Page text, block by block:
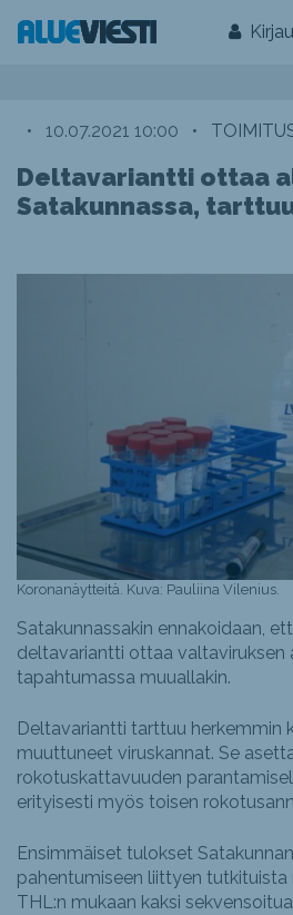
• 10.07.2021 10:00 •
Deltavariantti ottaa
Satakunnassa,
Koronanäytteitä. Kuva: Pauliina Vilenius.
Satakunnassakin ennakoidaan,
deltavariantti ottaa valtaviruksen
tapahtumassa muuallakin.
Deltavariantti tarttuu herkemmin
muuttuneet viruskannat. Se
rokotuskattavuuden
erityisesti myös toisen
Ensimmäiset tulokset
pahentumiseen liittyen tutkituista
THL:n mukaan kaksi